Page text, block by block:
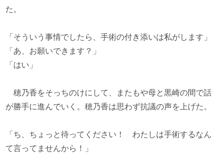
た。
「そういう事情でしたら、手術の付き添いは私がします」
「あ、お願いできます？」
「はい」
穂乃香をそっちのけにして、またもや母と黒崎の間で話
が勝手に進んでいく。穂乃香は思わず抗議の声を上げた。
「ち、ちょっと待ってください！ わたしは手術するなん
て言ってませんから！」